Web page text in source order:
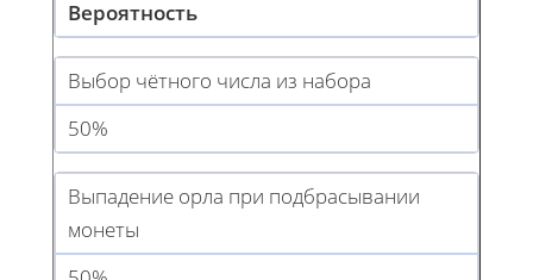
Вероятность
Выбор чётного числа из набора
50%
Выпадение орла при подбрасывании
монеты